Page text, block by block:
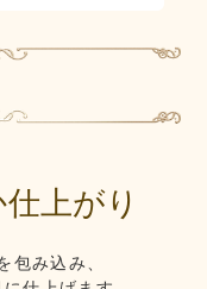
上がり
包み込み、